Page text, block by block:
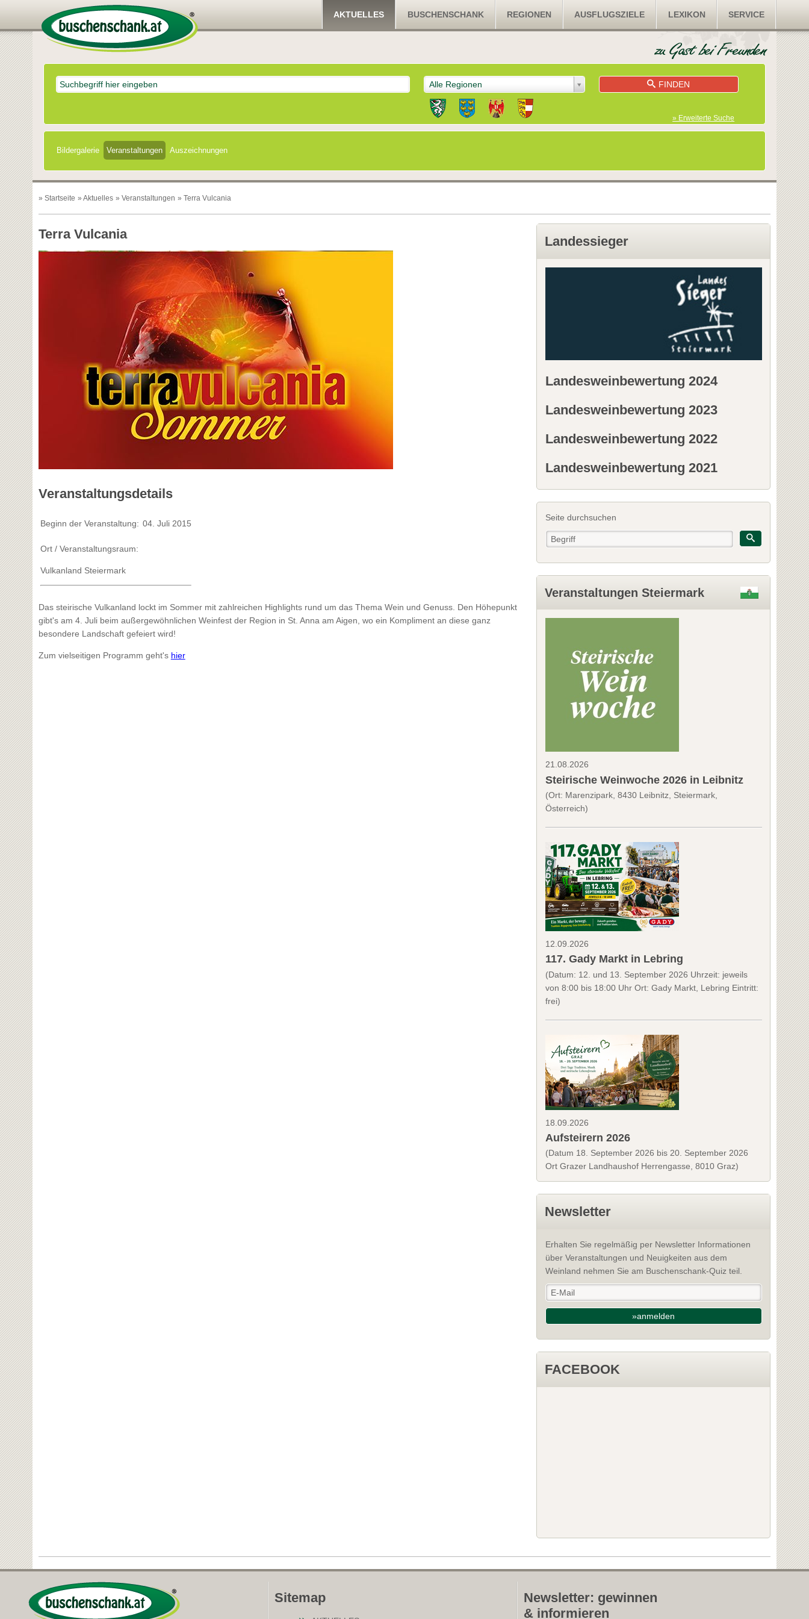
AKTUELLES BUSCHENSCHANK REGIONEN AUSFLUGSZIELE LEXIKON SERVICE
Alle Regionen FINDEN
» Erweiterte Suche
Bildergalerie Veranstaltungen Auszeichnungen
» Startseite » Aktuelles » Veranstaltungen » Terra Vulcania
Terra Vulcania
Veranstaltungsdetails
Beginn der Veranstaltung: 04. Juli 2015
Ort / Veranstaltungsraum:
Vulkanland Steiermark
Das steirische Vulkanland lockt im Sommer mit zahlreichen Highlights rund um das Thema Wein und Genuss. Den Höhepunkt
gibt's am 4. Juli beim außergewöhnlichen Weinfest der Region in St. Anna am Aigen, wo ein Kompliment an diese ganz
besondere Landschaft gefeiert wird!
Zum vielseitigen Programm geht's hier
Landessieger
Landesweinbewertung 2024
Landesweinbewertung 2023
Landesweinbewertung 2022
Landesweinbewertung 2021
Seite durchsuchen
Veranstaltungen Steiermark
21.08.2026
Steirische Weinwoche 2026 in Leibnitz
(Ort: Marenzipark, 8430 Leibnitz, Steiermark,
Österreich)
12.09.2026
117. Gady Markt in Lebring
(Datum: 12. und 13. September 2026 Uhrzeit: jeweils
von 8:00 bis 18:00 Uhr Ort: Gady Markt, Lebring Eintritt:
frei)
18.09.2026
Aufsteirern 2026
(Datum 18. September 2026 bis 20. September 2026
Ort Grazer Landhaushof Herrengasse, 8010 Graz)
Newsletter
Erhalten Sie regelmäßig per Newsletter Informationen
über Veranstaltungen und Neuigkeiten aus dem
Weinland nehmen Sie am Buschenschank-Quiz teil.
»anmelden
FACEBOOK
Sitemap
Newsletter: gewinnen
& informieren